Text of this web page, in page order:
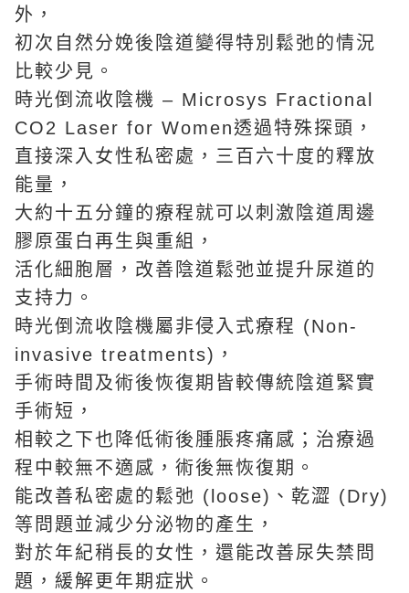
外，
初次自然分娩後陰道變得特別鬆弛的情況
比較少見。
時光倒流收陰機 – Microsys Fractional
CO2 Laser for Women透過特殊探頭，
直接深入女性私密處，三百六十度的釋放
能量，
大約十五分鐘的療程就可以刺激陰道周邊
膠原蛋白再生與重組，
活化細胞層，改善陰道鬆弛並提升尿道的
支持力。
時光倒流收陰機屬非侵入式療程 (Non-
invasive treatments)，
手術時間及術後恢復期皆較傳統陰道緊實
手術短，
相較之下也降低術後腫脹疼痛感；治療過
程中較無不適感，術後無恢復期。
能改善私密處的鬆弛 (loose)、乾澀 (Dry)
等問題並減少分泌物的產生，
對於年紀稍長的女性，還能改善尿失禁問
題，緩解更年期症狀。